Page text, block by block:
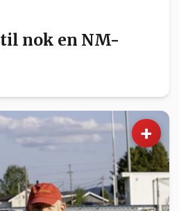
til nok en NM-
+